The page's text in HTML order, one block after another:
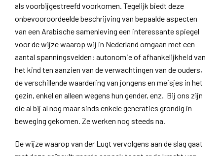
als voorbijgestreefd voorkomen. Tegelijk biedt deze
onbevooroordeelde beschrijving van bepaalde aspecten
van een Arabische samenleving een interessante spiegel
voor de wijze waarop wij in Nederland omgaan met een
aantal spanningsvelden: autonomie of afhankelijkheid van
het kind ten aanzien van de verwachtingen van de ouders,
de verschillende waardering van jongens en meisjes in het
gezin, enkel en alleen wegens hun gender, enz.
Bij ons zijn
die al bij al nog maar sinds enkele generaties grondig in
beweging gekomen. Ze werken nog steeds na.
De wijze waarop van der Lugt vervolgens aan de slag gaat